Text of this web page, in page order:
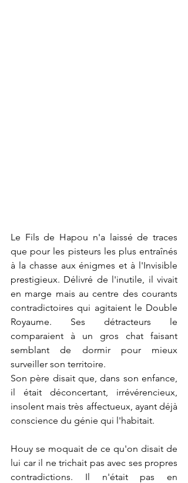
Le Fils de Hapou n'a laissé de traces
que pour les pisteurs les plus entraînés
à la chasse aux énigmes et à l'Invisible
prestigieux. Délivré de l'inutile, il vivait
en marge mais au centre des courants
contradictoires qui agitaient le Double
Royaume. Ses détracteurs le
comparaient à un gros chat faisant
semblant de dormir pour mieux
surveiller son territoire.
Son père disait que, dans son enfance,
il était déconcertant, irrévérencieux,
insolent mais très affectueux, ayant déjà
conscience du génie qui l'habitait.
Houy se moquait de ce qu'on disait de
lui car il ne trichait pas avec ses propres
contradictions. Il n'était pas en